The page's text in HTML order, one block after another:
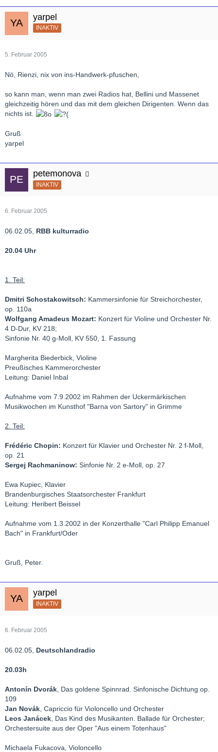
yarpel
INAKTIV
5. Februar 2005
Nö, Rienzi, nix von ins-Handwerk-pfuschen,
so kann man, wenn man zwei Radios hat, Bellini und Massenet
gleichzeitig hören und das mit dem gleichen Dirigenten. Wenn das
nichts ist.
Gruß
yarpel
petemonova
INAKTIV
6. Februar 2005
06.02.05, RBB kulturradio
20.04 Uhr
1. Teil:
Dmitri Schostakowitsch: Kammersinfonie für Streichorchester,
op. 110a
Wolfgang Amadeus Mozart: Konzert für Violine und Orchester Nr.
4 D-Dur, KV 218;
Sinfonie Nr. 40 g-Moll, KV 550, 1. Fassung
Margherita Biederbick, Violine
Preußisches Kammerorchester
Leitung: Daniel Inbal
Aufnahme vom 7.9.2002 im Rahmen der Uckermärkischen
Musikwochen im Kunsthof "Barna von Sartory" in Grimme
2. Teil:
Frédéric Chopin: Konzert für Klavier und Orchester Nr. 2 f-Moll,
op. 21
Sergej Rachmaninow: Sinfonie Nr. 2 e-Moll, op. 27
Ewa Kupiec, Klavier
Brandenburgisches Staatsorchester Frankfurt
Leitung: Heribert Beissel
Aufnahme vom 1.3.2002 in der Konzerthalle "Carl Philipp Emanuel
Bach" in Frankfurt/Oder
Gruß, Peter.
yarpel
INAKTIV
6. Februar 2005
06.02.05, Deutschlandradio
20.03h
Antonín Dvorák , Das goldene Spinnrad. Sinfonische Dichtung op.
109
Jan Novák , Capriccio für Violoncello und Orchester
Leos Janácek , Das Kind des Musikanten. Ballade für Orchester;
Orchestersuite aus der Oper "Aus einem Totenhaus"
Michaela Fukacova, Violoncello